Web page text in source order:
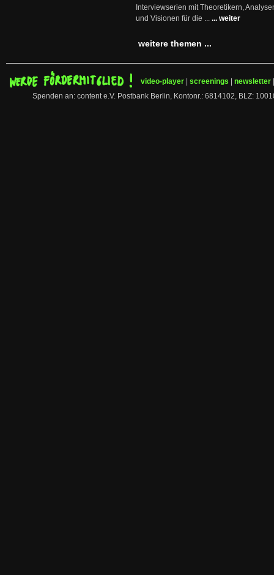
Interviewserien mit Theoretikern,
und Visionen für die ... ... weiter
weitere themen ...
video-player screenings newsletter
Spenden an: content e.V. Postbank Berlin, Kontonr.: 6814102, BLZ: